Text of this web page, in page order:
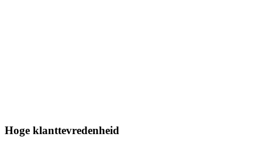
Hoge klanttevredenheid